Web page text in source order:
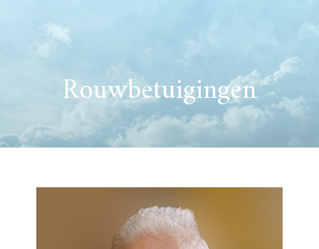
Rouwbetuigingen